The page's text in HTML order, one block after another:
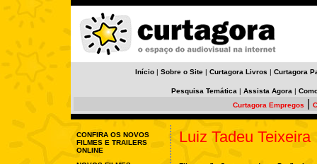
Início | Sobre o Site | Curtagora Livros | Curtagora
Pesquisa Temática | Assista Agora |
Curtagora Empregos
CONFIRA OS NOVOS
FILMES E TRAILERS
ONLINE
Luiz Tadeu Teixeira